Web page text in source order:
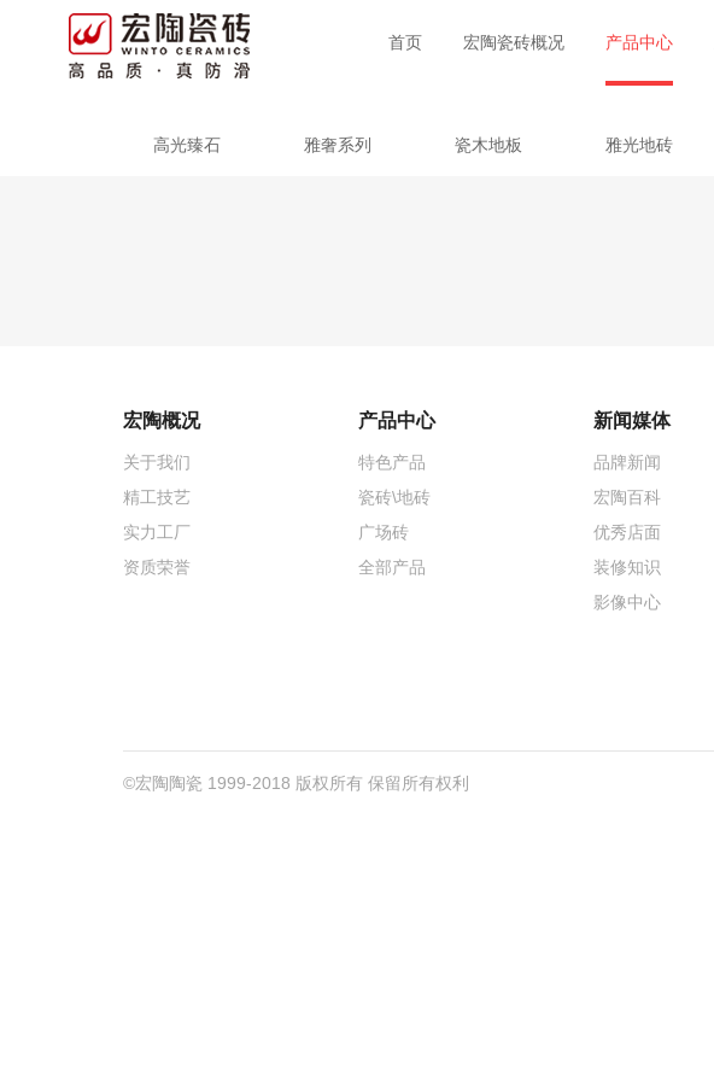
首页 宏陶瓷砖概况 产品中心
高光臻石 雅奢系列 瓷木地板 雅光地砖
宏陶概况
关于我们
精工技艺
实力工厂
资质荣誉
产品中心
特色产品
瓷砖\地砖
广场砖
全部产品
新闻媒体
品牌新闻
宏陶百科
优秀店面
装修知识
影像中心
©宏陶陶瓷 1999-2018 版权所有 保留所有权利